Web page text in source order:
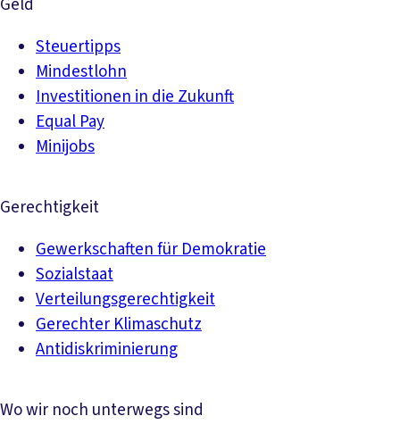
Geld
Steuertipps
Mindestlohn
Investitionen in die Zukunft
Equal Pay
Minijobs
Gerechtigkeit
Gewerkschaften für Demokratie
Sozialstaat
Verteilungsgerechtigkeit
Gerechter Klimaschutz
Antidiskriminierung
Wo wir noch unterwegs sind